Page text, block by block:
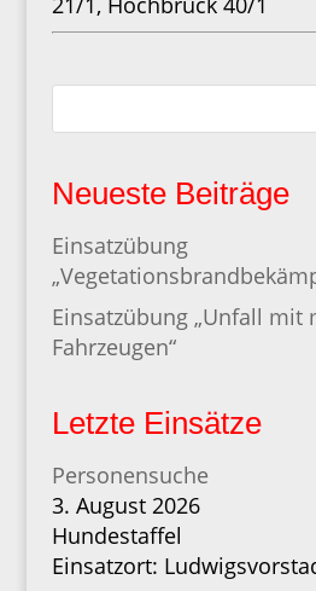
Neueste Beiträge
Einsatzübung
Einsatzübung „Unfall mit
Fahrzeugen“
Letzte Einsätze
Personensuche
3. August 2026
Hundestaffel
Einsatzort: